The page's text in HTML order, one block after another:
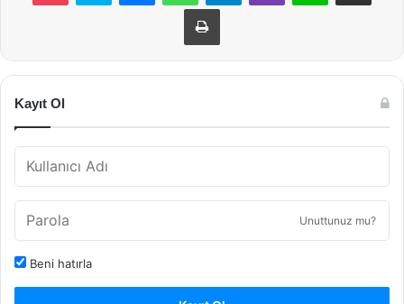
Yazdır
Kayıt Ol
Unuttunuz mu?
Beni hatırla